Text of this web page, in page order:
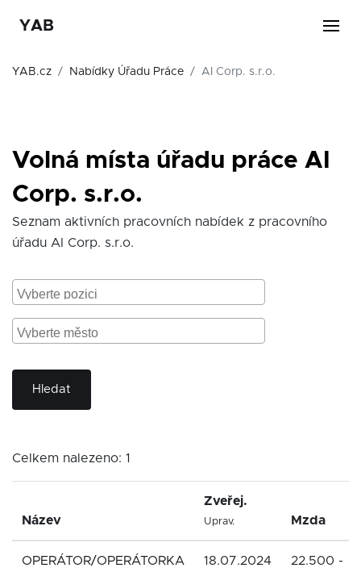
YAB
YAB.cz Nabídky Úřadu Práce AI Corp. s.r.o.
Volná místa úřadu práce AI
Corp. s.r.o.
Seznam aktivních pracovních nabídek z pracovního
úřadu AI Corp. s.r.o.
Hledat
Celkem nalezeno: 1
Název
Zveřej.
Uprav. Mzda
OPERÁTOR/OPERÁTORKA
18.07.2024
22.500 -